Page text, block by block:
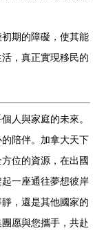
期的障礙，使其能
，真正實現移民的
人與家庭的未來。
陪伴。加拿大天下
位的資源，在出國
一座通往夢想彼岸
，還是其他國家的
愿與您攜手，共赴